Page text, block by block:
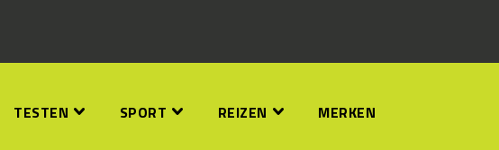
TESTEN SPORT REIZEN MERKEN